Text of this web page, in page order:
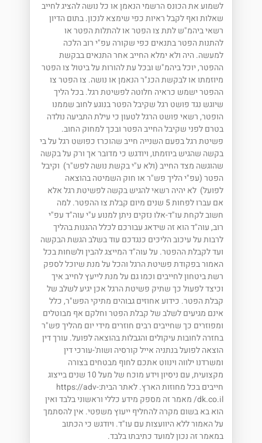
לשמוע את הכונס הרשמי הנאמן או כל נושה להציג לחייב
שאלות ואף לקבל ראיות כפי שימצא לנכון. בתום הדיון
רשאי ביהמ"ש לתת צו הפטר או להתלות הפטר או
להתנות הפטר בתנאים כפי שקורה עפ"י רוב הלכה
למעשה. היה ולא ימלא החייב אחר התנאים בבקשת
ההפטר, יוכל ביהמ"ש ובכל עת להורות על ביטול צו הפטר
מיוזמתו או לבקשת הכנ"ר הנאמן או נושה. צו הפטר צו
ההפטר ישמש כראיה חלוטה לפשיטת רגל. בכל הליך
שיוגש נגד פושט רגל שקיבל הפטר בנוגע לחוב שממנו
הופטר, רשאי פושט הרגל לטעון כי עילת התביעה נולדה
בטרם לפני שקיבל החייב הפטר ובכך למחוק החוב.
פשיטת רגל בפעם השנייה חייב שהוכרז כפושט רגל על בי
בקשה שהגיש ביוזמתו, ויודגש כי מדובר אך ורק על בקשה
שהוגשה מצד החייב (ולא ע"י בקשת נושה לפש"ר) וקיבל
הפטר (עפ"י הליך פש"ר או חוק השמיטה בהוצאה
לפועל) לא יהיה רשאי להגיש בקשה לפשיטת רגל אלא
אם עברו לפחות 5 שנים מיום קבלת צו ההפטר. למה
חשוב לקחת עו"ד-אלו נזקים ניתן למנוע ע"י עוה"ד עפ"י
רוב, עוה"ד הוא זה שידאג עבורכם לכלל ההגנות בהליך
לרבות על עיכוב הליכים כנגדכם עוד בשלב הגשת הבקשה
ועד לקבלת ההפטר. על עוה"ד המייצג להבין ולשחות בכל
האמור בפקודת פשיטת הרגל והכל על מנת שיוכל לספק
רשת ביטחון לחייבים וכמו גם על מנת לייעץ לחייב איך
וכיצד לפעול כך שתיק פשיטת הרגל אכן יגיע לשלב של
קבלת הפטר. כידוע אחוזים גבוהים מתיקי הפש"ר, כלל
אינם מגיעים לשלב של קבלת הפטר וחלקם אף מבוטלים
ומפוזרים כך שחייבים רבים חוזרים מידי יום מהליך פש"ר
בחזרה לחובות עיקולים והגבלות בהוצאה לפועל. עורך דין
הוצאה לפועל בנתניה אייל קורסיה ושות'-עורכי דין
ומשרדנו ילווה וינווט אתכם לחוף מבטחים בצורה
מקצועית, עם ניסיון וידע מוכח של מעל 10 שנים בייצוג
חייבים בכל מחוזות הארץ. לאתר הבית:https://adv-
dk.co.il/ מאמר זה מספק מידע כללי וראשוני בלבד ואין
הוא בא בשום מקרה להחליף ייעוץ משפטי. אין להסתמך
על האמור ללא היוועצות עם עו"ד. ויודגש כי הכתוב
במאמר זה נכון למועד כתיבתו בלבד.